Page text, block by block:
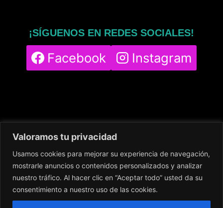
Valoramos tu privacidad
Usamos cookies para mejorar su experiencia de navegación,
mostrarle anuncios o contenidos personalizados y analizar
nuestro tráfico. Al hacer clic en “Aceptar todo” usted da su
consentimiento a nuestro uso de las cookies.
¡SÍGUENOS EN REDES SOCIALES!
Facebook Instagram
Home Servicios
Nuestro Centro
Contacto
Blog
Política de cookies
Política de privacidad
Aviso legal